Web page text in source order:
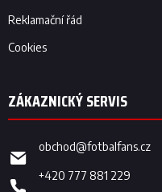
Reklamační řád
Cookies
obchod@fotbalfans.cz
+420 777 881 229